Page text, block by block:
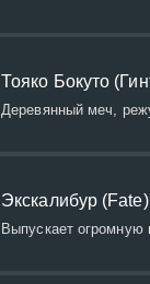
Тояко Бокуто
Деревянный меч,
Экскалибур (Fate)
Выпускает